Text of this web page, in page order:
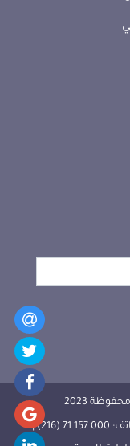
2023
العنوان: باردو 2000 الجمهورية التونسية | الهاتف: 000 157 71 (216) |